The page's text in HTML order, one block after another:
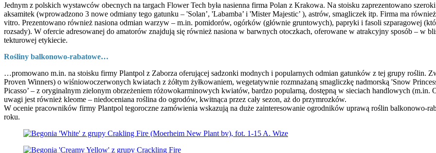
Jednym z polskich wystawców obecnych na targach Flower Tech była nasienna firma Polan z Krakowa. Na stoisku zaprezentowano
aksamitek (wprowadzono 3 nowe odmiany tego gatunku – 'Solan’, 'Labamba’ i 'Mister Majestic’ ), astrów, smagliczek itp. Firma ma
vitro. Prezentowano również nasiona odmian warzyw – m.in. pomidorów, ogórków (głównie gruntowych), papryki i fasoli szparagowej
rozsady). W ofercie adresowanej do amatorów znajdują się również nasiona w barwnych otoczkach, oferowane w atrakcyjny sposób – w
tekturowej etykiecie.
Rośliny balkonowo-rabatowe…
…promowano m.in. na stoisku firmy Plantpol z Zaborza oferującej sadzonki modnych i popularnych odmian gatunków z tej grupy roślin.
Proven Winners) o wiśniowoczerwonych kwiatach z żółtym żyłkowaniem, wegetatywnie rozmnażaną smagliczkę nadmorską 'Snow
Picasso’ – z oryginalnym zielonym obrzeżeniem różowokarminowych kwiatów, bardzo popularną, dostępną w sieciach handlowych
uwagi jest również kleome – niedoceniana roślina do ogrodów, kwitnąca przez cały sezon, aż do przymrozków.
W ocenie pracowników firmy Plantpol tegoroczne zamówienia wskazują na duże zainteresowanie ogrodników uprawą roślin balkonowo-
roku.